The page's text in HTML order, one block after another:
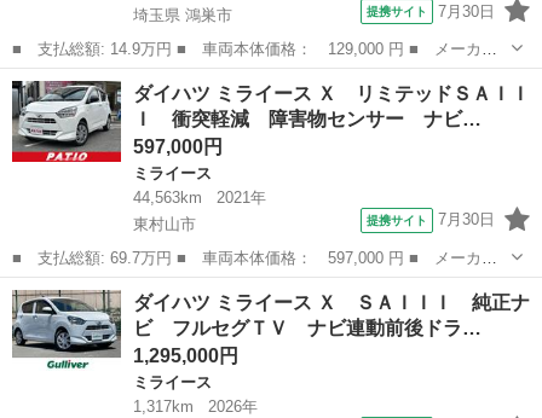
埼玉県 鴻巣市
提携サイト 7月30日
■ 支払総額: 14.9万円 ■ 車両本体価格： 129,000 円 ■ メーカー
名： ダイハツ ■ 車種名： ミライース ■ グレード名： Ｇｆ
４ＷＤ ＥＴＣ ナビ ＴＶ スマートキー アイドリングストッ
プ 電動格納ミ...
埼玉 鴻巣市 ミライース
ダイハツ ミライース Ｘ リミテッドＳＡＩＩ
Ｉ 衝突軽減 障害物センサー ナビ…
597,000円
ミライース
44,563km
2021年
東村山市
提携サイト 7月30日
■ 支払総額: 69.7万円 ■ 車両本体価格： 597,000 円 ■ メーカー
名： ダイハツ ■ 車種名： ミライース ■ グレード名： Ｘ リ
ミテッドＳＡＩＩＩ 衝突軽減 障害物センサー ナビ ワンセグ
Ｂカメラ Ｂ...
東京 東村山市
ダイハツ ミライース Ｘ ＳＡＩＩＩ 純正ナ
ビ フルセグＴＶ ナビ連動前後ドラ…
1,295,000円
ミライース
1,317km
2026年